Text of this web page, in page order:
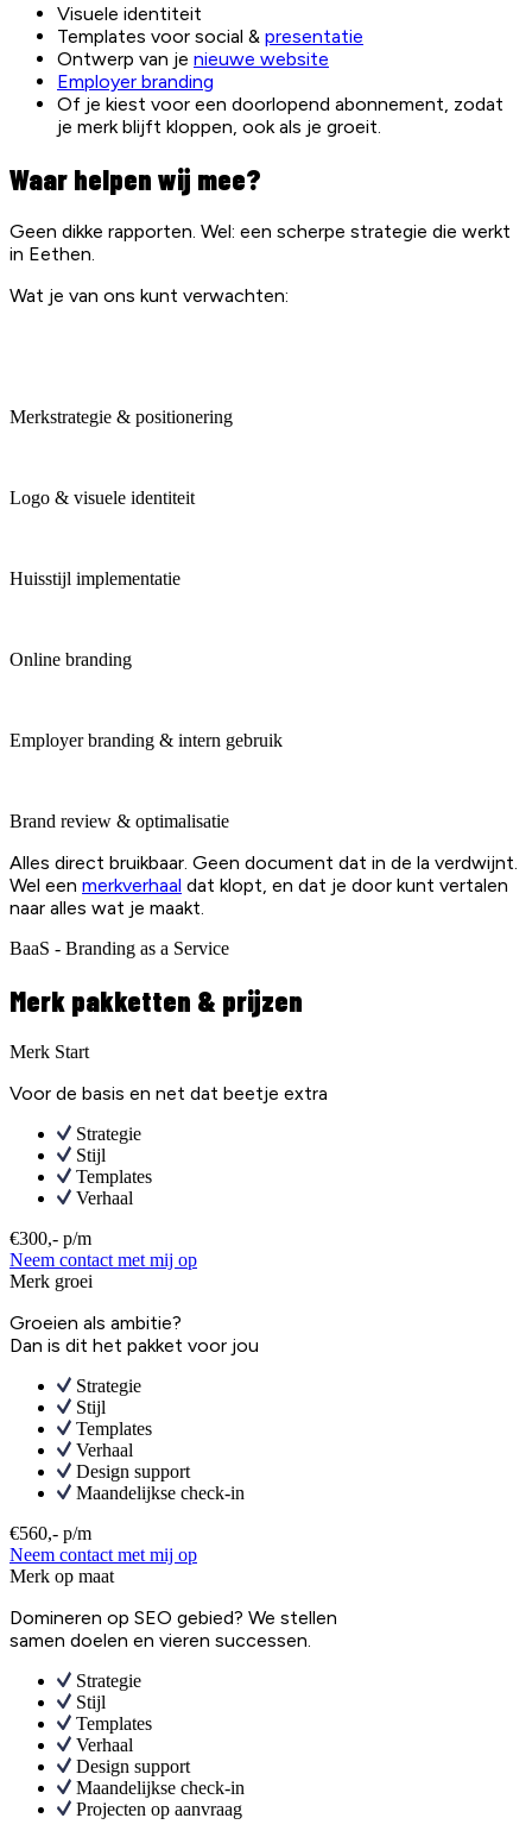
Visuele identiteit
Templates voor social & presentatie
Ontwerp van je nieuwe website
Employer branding
Of je kiest voor een doorlopend abonnement, zodat
je merk blijft kloppen, ook als je groeit.
Waar helpen wij mee?
Geen dikke rapporten. Wel: een scherpe strategie die werkt
in Eethen.
Wat je van ons kunt verwachten:
Merkstrategie & positionering
Logo & visuele identiteit
Huisstijl implementatie
Online branding
Employer branding & intern gebruik
Brand review & optimalisatie
Alles direct bruikbaar. Geen document dat in de la verdwijnt.
Wel een merkverhaal dat klopt, en dat je door kunt vertalen
naar alles wat je maakt.
BaaS - Branding as a Service
Merk pakketten & prijzen
Merk Start
Voor de basis en net dat beetje extra
Strategie
Stijl
Templates
Verhaal
€300,- p/m
Neem contact met mij op
Merk groei
Groeien als ambitie?
Dan is dit het pakket voor jou
Strategie
Stijl
Templates
Verhaal
Design support
Maandelijkse check-in
€560,- p/m
Neem contact met mij op
Merk op maat
Domineren op SEO gebied? We stellen
samen doelen en vieren successen.
Strategie
Stijl
Templates
Verhaal
Design support
Maandelijkse check-in
Projecten op aanvraag